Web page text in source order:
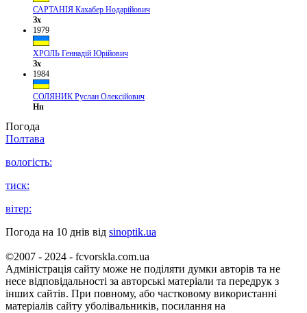
САРТАНІЯ Кахабер Нодарійович
Зх
1979
ХРОЛЬ Геннадій Юрійович
Зх
1984
СОЛЯНИК Руслан Олексійович
Нп
Погода
Полтава
вологість:
тиск:
вітер:
Погода на 10 днів від sinoptik.ua
©2007 - 2024 - fcvorskla.com.ua
Адміністрація сайту може не поділяти думки авторів та не
несе відповідальності за авторські матеріали та передрук з
інших сайтів. При повному, або частковому використанні
матеріалів сайту уболівальників, посилання на